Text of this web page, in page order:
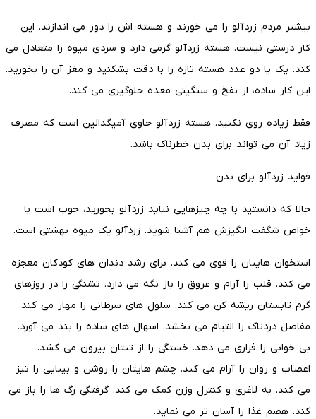
بیشتر مردم زردآلو را می خورند و هسته اش را دور می اندازند. این
کار درستی نیست. هسته زردآلو گرمی دارد و سردی میوه را متعادل می
کند. یک یا دو عدد هسته تازه را با دقت بشکنید و مغز آن را بخورید.
این کار ساده، از نفخ و سنگینی معده جلوگیری می کند.
فقط زیاده روی نکنید. هسته زردآلو حاوی آمیگدالین است که مصرف
زیاد آن می تواند برای بدن خطرناک باشد.
فواید زردآلو برای بدن
حالا که دانستید با چه چیزهایی نباید زردآلو بخورید، خوب است با
خواص شگفت انگیزش هم آشنا شوید. زردآلو یک میوه بهشتی است.
استخوان هایتان را قوی می کند. برای رشد دندان های کودکان معجزه
می کند. قلب را آرام و عروق را باز نگه می دارد. تشنگی را در روزهای
گرم تابستان ریشه کن می کند. سلول های سرطانی را مهار می کند.
مفاصل دردناک را التیام می بخشد. اسهال های ساده را بند می آورد.
بی خوابی را فراری می دهد. خستگی را از تنتان بیرون می کشد.
اعصاب و روان را آرام می کند. چشم هایتان را روشن و بینایی را تیز
می کند. به لاغری و کنترل وزن کمک می کند. گرفتگی رگ ها را باز می
کند. هضم غذا را آسان تر می نماید.